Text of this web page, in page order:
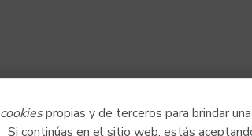
cookiespropias y de terceros para brindar
Si continúas en el sitio web, estás